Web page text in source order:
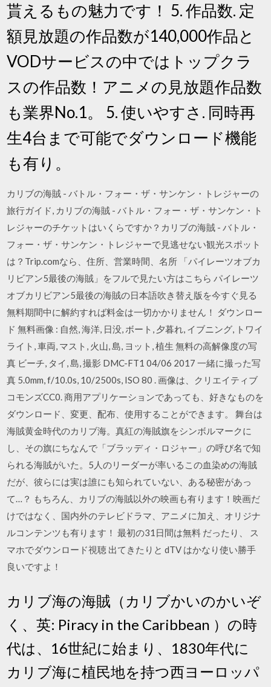
貰えるもの魅力です！ 5. 作品数. 定
額見放題の作品数が140,000作品と
VODサービスの中ではトップクラ
スの作品数！アニメの見放題作品数
も業界No.1。 5. 使いやすさ. 同時再
生4台まで可能でダウンロード機能
も有り。
カリブの海賊 - バトル・フォー・ザ・サンケン・トレジャーの
旅行ガイド, カリブの海賊 - バトル・フォー・ザ・サンケン・ト
レジャーのチケットはいくらですか？カリブの海賊 - バトル・
フォー・ザ・サンケン・トレジャーで見逃せない観光スポット
は？Trip.comなら、住所、営業時間、名所 「パイレーツオブカ
リビアン5最後の海賊」をフルで見たい方はこちら パイレーツ
オブカリビアン5最後の海賊の日本語吹き替え版を今すぐ見る
無料期間中に解約すれば料金は一切かかりません！ ダウンロー
ド 無料画像 : 自然, 海洋, 日没, ボート, 夕暮れ, イブニング, トワイ
ライト, 車両, マスト, 火山, 島, ヨット, 植生 無料の高解像度の写
真 ビーチ, タイ, 島, 撮影 DMC-FT1 04/06 2017 一緒に撮った写
真 5.0mm, f/10.0s, 10/2500s, ISO 80 . 画像は、クリエイティブ
コモンズCC0. 商用アプリケーションであっても、好きなものを
ダウンロード、変更、配布、使用することができます。 舞台は
海賊黄金時代のカリブ海。真紅の海賊旗をシンボルマークに
し、その旗にちなんで「ブラッディ・ロジャー」の呼び名で知
られる海賊がいた。5人のリーダーが率いるこの血染めの海賊
だが、彼らには実は誰にも知られていない、ある秘密があっ
て…？ もちろん、カリブの海賊以外の映画も有ります！映画だ
けではなく、国内外のテレビドラマ、アニメに加え、オリジナ
ルコンテンツも有ります！ 最初の31日間は無料 だったり、 ス
マホでダウンロード視聴 出てきたりと dTV はかなり使い勝手
良いですよ！
カリブ海の海賊（カリブかいのかいぞ
く、英: Piracy in the Caribbean ）の時
代は、16世紀に始まり、1830年代に
カリブ海に植民地を持つ西ヨーロッパ